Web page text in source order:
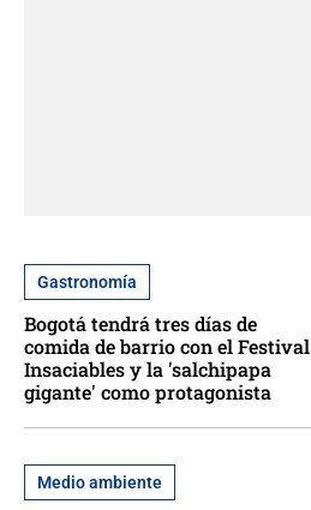
Gastronomía
Bogotá tendrá tres días de
comida de barrio con el Festival
Insaciables y la 'salchipapa
gigante' como protagonista
Medio ambiente